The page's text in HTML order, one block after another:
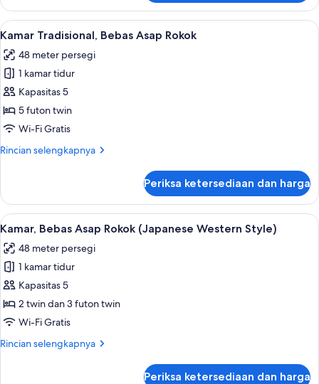
Rainbow
Plaza
Twin
Lihat
semua
foto
untuk
Kamar
Tradisional,
Bebas
Rokok
Kamar Tradisional, Bebas Asap
17
Kamar Tradisional, Bebas Asap Rokok
48 meter persegi
1 kamar tidur
Kapasitas 5
5 futon twin
Wi-Fi Gratis
Rincian selengkapnya
Rincian
Kamar
Tradisional,
Bebas
Rokok
Periksa ketersediaan dan harga
Lihat
semua
foto
untuk
Kamar,
Bebas
Asap
(Japanese
Brankas, meja kerja, ruang kerja
14
Kamar, Bebas Asap Rokok (Japanese Western Style)
48 meter persegi
1 kamar tidur
Kapasitas 5
2 twin dan 3 futon twin
Wi-Fi Gratis
Rincian selengkapnya
Rincian
Periksa ketersediaan dan harga